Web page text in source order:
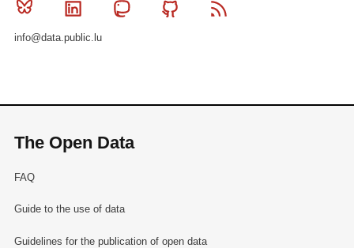
Bluesky Linkedin MastodonGithub
info@data.public.lu
The Open Data
FAQ
Guide to the use of data
Guidelines for the publication of open data